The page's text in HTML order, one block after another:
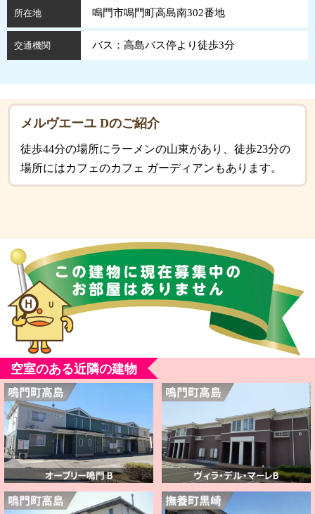
所在地 鳴門市鳴門町高島南302番地
交通機関 バス：高島バス停より徒歩3分
メルヴエーユ Dのご紹介
徒歩44分の場所にラーメンの山東があり、徒歩23分の
場所にはカフェのカフェ ガーディアンもあります。
空室のある近隣の建物